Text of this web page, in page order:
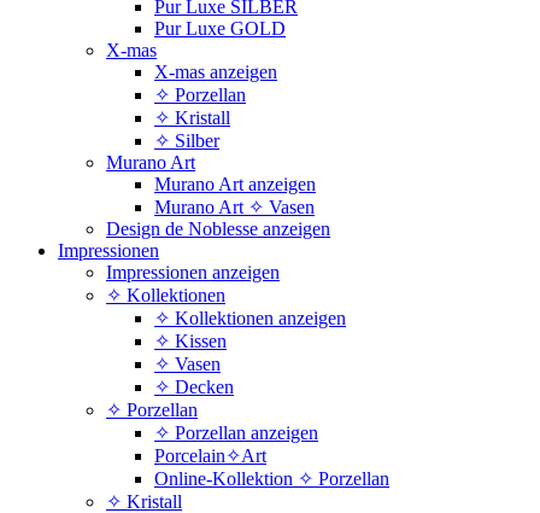
Pur Luxe SILBER
Pur Luxe GOLD
X-mas
X-mas anzeigen
✧ Porzellan
✧ Kristall
✧ Silber
Murano Art
Murano Art anzeigen
Murano Art ✧ Vasen
Design de Noblesse anzeigen
Impressionen
Impressionen anzeigen
✧ Kollektionen
✧ Kollektionen anzeigen
✧ Kissen
✧ Vasen
✧ Decken
✧ Porzellan
✧ Porzellan anzeigen
Porcelain✧Art
Online-Kollektion ✧ Porzellan
✧ Kristall